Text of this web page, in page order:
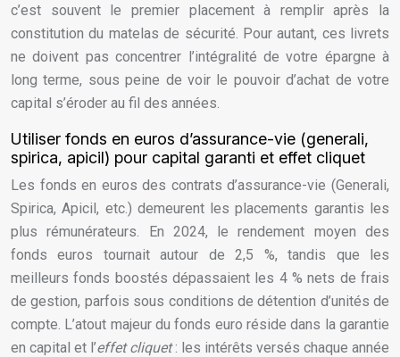
c’est souvent le premier placement à remplir après la
constitution du matelas de sécurité. Pour autant, ces livrets
ne doivent pas concentrer l’intégralité de votre épargne à
long terme, sous peine de voir le pouvoir d’achat de votre
capital s’éroder au fil des années.
Utiliser fonds en euros d’assurance-vie (generali,
spirica, apicil) pour capital garanti et effet cliquet
Les fonds en euros des contrats d’assurance-vie (Generali,
Spirica, Apicil, etc.) demeurent les placements garantis les
plus rémunérateurs. En 2024, le rendement moyen des
fonds euros tournait autour de 2,5 %, tandis que les
meilleurs fonds boostés dépassaient les 4 % nets de frais
de gestion, parfois sous conditions de détention d’unités de
compte. L’atout majeur du fonds euro réside dans la garantie
en capital et l’effet cliquet: les intérêts versés chaque année